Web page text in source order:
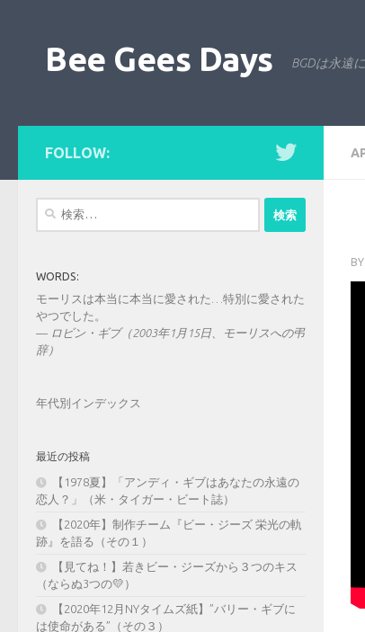
Bee Gees Days BGDは永遠
BY
FOLLOW:
WORDS:
モーリスは本当に本当に愛された…特別に愛された
やつでした。
— ロビン・ギブ（2003年1月15日、モーリスへの弔
辞）
年代別インデックス
最近の投稿
【1978夏】「アンディ・ギブはあなたの永遠の
恋人？」（米・タイガー・ビート誌）
【2020年】制作チーム『ビー・ジーズ 栄光の軌
跡』を語る（その１）
【見てね！】若きビー・ジーズから３つのキス
（ならぬ3つの💛）
【2020年12月NYタイムズ紙】”バリー・ギブに
は使命がある”（その３）